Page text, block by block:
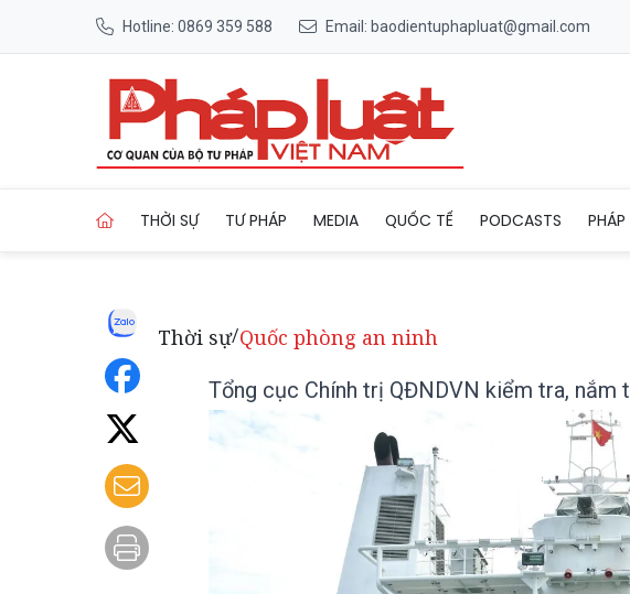
Hotline: 0869 359 588 Email: baodientuphapluat@gmail.com
THỜI SỰ TƯ PHÁP MEDIA QUỐC TẾ PODCASTS PHÁP
Thời sự/Quốc phòng an ninh
Tổng cục Chính trị QĐNDVN kiểm tra, nắm